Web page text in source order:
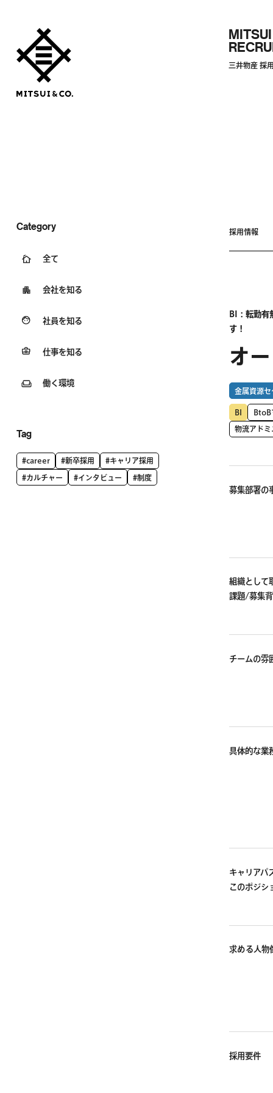
三井物産 採
Category
全て
会社を知る
社員を知る
仕事を知る
働く環境
Tag
#career #新卒採用 #キャリア採用
#カルチャー #インタビュー #制度
採用情報
BI：転勤有
す！
オ
金属資源セ
BI BtoB
物流アド
募集部署の
組織として
課題/募集
チームの雰
具体的な業
キャリアパ
このポジシ
求める人物
採用要件